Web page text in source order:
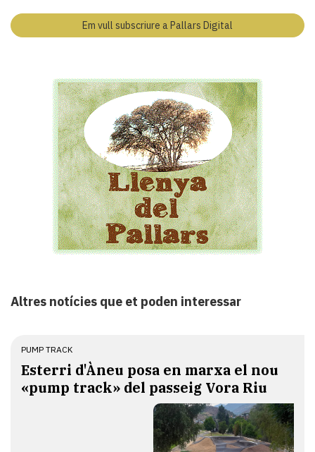
Em vull subscriure a Pallars Digital
Altres notícies que et poden interessar
PUMP TRACK
Esterri d'Àneu posa en marxa el nou
«pump track» del passeig Vora Riu